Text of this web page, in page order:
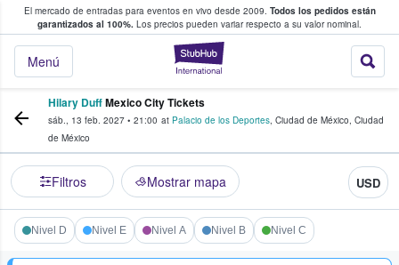
El mercado de entradas para eventos en vivo desde 2009. Todos los pedidos están
garantizados al 100%. Los precios pueden variar respecto a su valor nominal.
StubHub:
Menú
y venta de entradas entre fans
Hilary DuffMexico City Tickets
sáb., 13 feb. 2027 • 21:00 at Palacio de los Deportes, Ciudad de México, Ciudad
de México
Filtros Mostrar mapa USD
Nivel D Nivel E Nivel A Nivel B Nivel C